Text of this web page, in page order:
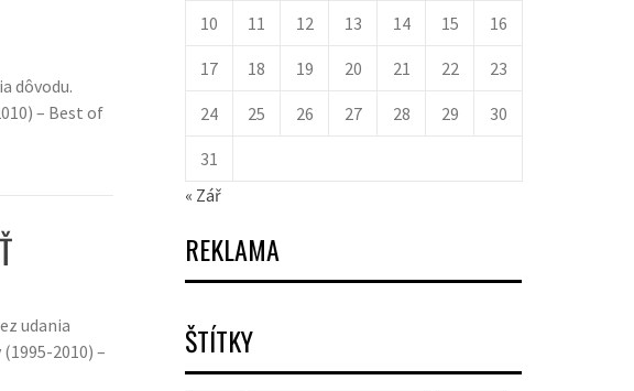
dôvodu.
– Best of
udania
2010) –
10 11 12 13 14 15 16
17 18 19 20 21 22 23
24 25 26 27 28 29 30
31
« Zář
REKLAMA
ŠTÍTKY